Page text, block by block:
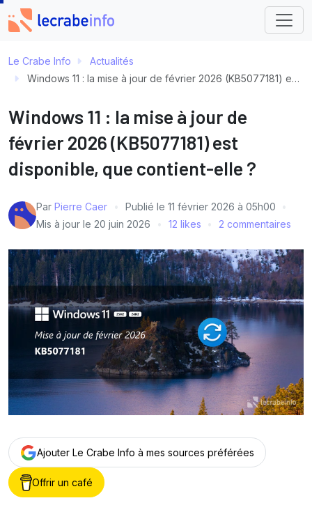
Le Crabe Info
Actualités
Windows 11 : la mise à jour de février 2026 (KB5077181) est disponible, que contient-elle ?
Windows 11 : la mise à jour de
février 2026 (KB5077181) est
disponible, que contient-elle ?
Par Pierre Caer Publié le 11 février 2026 à 05h00
Mis à jour le 20 juin 2026 12 likes 2 commentaires
Ajouter Le Crabe Info à mes sources préférées
Offrir un café